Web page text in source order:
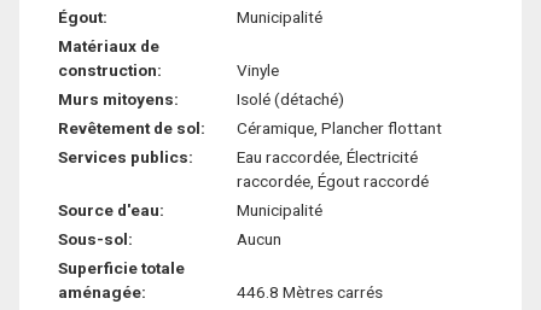
Égout:
Municipalité
Matériaux de
construction:
Vinyle
Murs mitoyens:
Isolé (détaché)
Revêtement de sol:
Céramique, Plancher flottant
Services publics:
Eau raccordée, Électricité
raccordée, Égout raccordé
Source d'eau:
Municipalité
Sous-sol:
Aucun
Superficie totale
aménagée:
446.8 Mètres carrés